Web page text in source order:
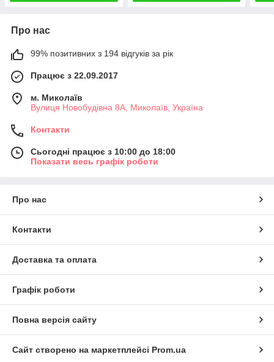
Про нас
99% позитивних з 194 відгуків за рік
Працює з 22.09.2017
м. Миколаїв
Вулиця Новобудівна 8А, Миколаїв, Україна
Контакти
Сьогодні працює з 10:00 до 18:00
Показати весь графік роботи
Про нас
Контакти
Доставка та оплата
Графік роботи
Повна версія сайту
Сайт створено на маркетплейсі Prom.ua